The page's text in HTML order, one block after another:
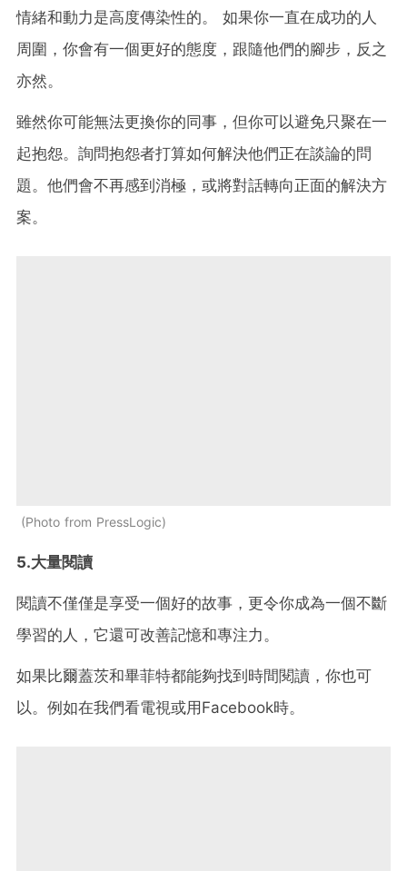
情緒和動力是高度傳染性的。 如果你一直在成功的人
周圍，你會有一個更好的態度，跟隨他們的腳步，反之
亦然。
雖然你可能無法更換你的同事，但你可以避免只聚在一
起抱怨。詢問抱怨者打算如何解決他們正在談論的問
題。他們會不再感到消極，或將對話轉向正面的解決方
案。
Photo from PressLogic
5.大量閱讀
閱讀不僅僅是享受一個好的故事，更令你成為一個不斷
學習的人，它還可改善記憶和專注力。
如果比爾蓋茨和畢菲特都能夠找到時間閱讀，你也可
以。例如在我們看電視或用Facebook時。